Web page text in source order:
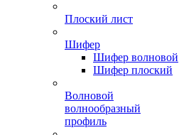
Плоский лист
Шифер
Шифер волновой
Шифер плоский
Волновой
волнообразный
профиль